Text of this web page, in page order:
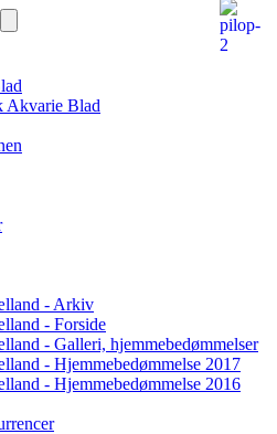
Akvarie Blad
- Arkiv
- Forside
- Galleri, hjemmebedømmelser
- Hjemmebedømmelse 2017
- Hjemmebedømmelse 2016